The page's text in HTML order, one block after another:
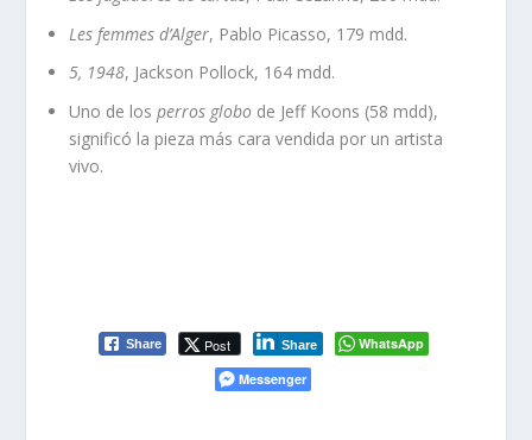
Les femmes d’Alger, Pablo Picasso, 179 mdd.
5, 1948, Jackson Pollock, 164 mdd.
Uno de losperros globo de Jeff Koons (58 mdd),
significó la pieza más cara vendida por un artista
vivo.
Share Post Share
WhatsApp
Messenger